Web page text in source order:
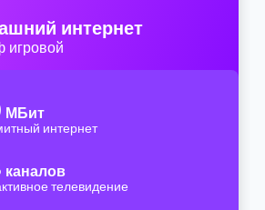
интернет
игровой
МБит
интернет
каналов
телевидение